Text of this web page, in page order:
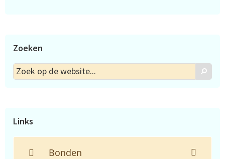
Zoeken
Zoek
op
Zoek
Links
Bonden